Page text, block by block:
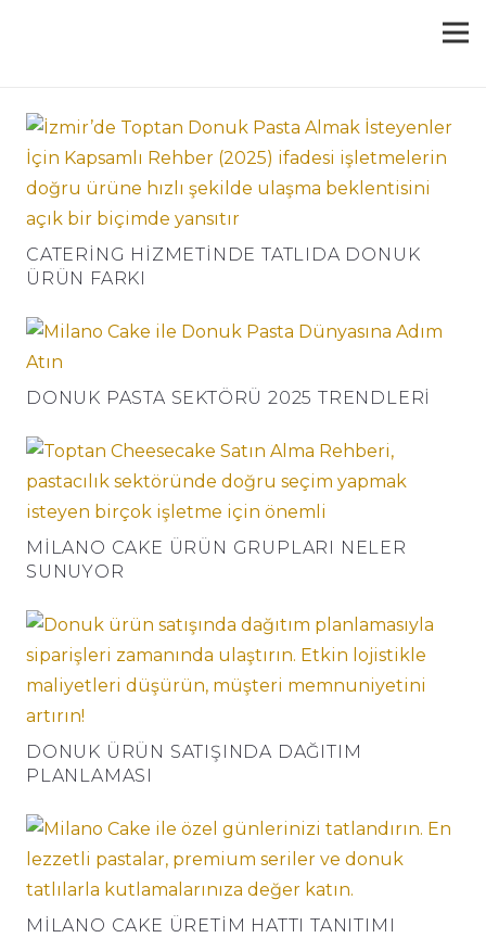
CATERING HIZMETINDE TATLIDA DONUK
ÜRÜN FARKI
DONUK PASTA SEKTÖRÜ 2025 TRENDLERI
MILANO CAKE ÜRÜN GRUPLARI NELER
SUNUYOR
DONUK ÜRÜN SATIŞINDA DAĞITIM
PLANLAMASI
MILANO CAKE ÜRETIM HATTI TANITIMI